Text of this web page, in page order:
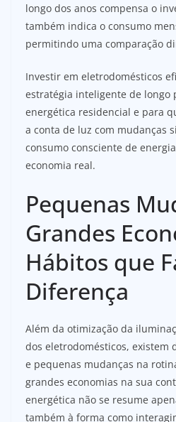
longo dos anos compensa o
também indica o consumo
permitindo uma comparação
Investir em eletrodomésticos
estratégia inteligente de longo
energética residencial e para
a conta de luz com mudanças
consumo consciente de
economia real.
Pequenas
Grandes
Hábitos que
Diferença
Além da otimização da
dos eletrodomésticos, existem
e pequenas mudanças na
grandes economias na sua
energética não se resume
também à forma como